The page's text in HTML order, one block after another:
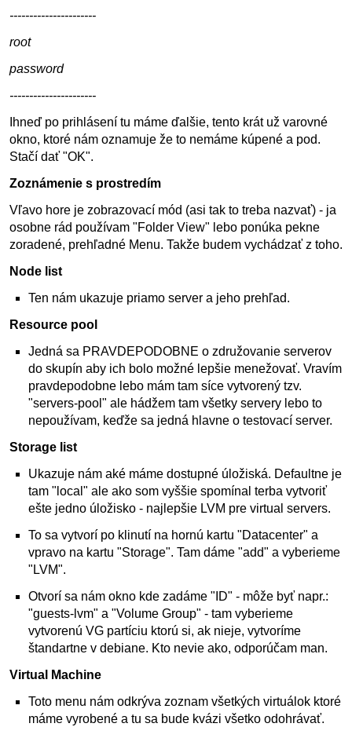
----------------------
root
password
----------------------
Ihneď po prihlásení tu máme ďalšie, tento krát už varovné
okno, ktoré nám oznamuje že to nemáme kúpené a pod.
Stačí dať "OK".
Zoznámenie s prostredím
Vľavo hore je zobrazovací mód (asi tak to treba nazvať) - ja
osobne rád používam "Folder View" lebo ponúka pekne
zoradené, prehľadné Menu. Takže budem vychádzať z toho.
Node list
Ten nám ukazuje priamo server a jeho prehľad.
Resource pool
Jedná sa PRAVDEPODOBNE o združovanie serverov
do skupín aby ich bolo možné lepšie menežovať. Vravím
pravdepodobne lebo mám tam síce vytvorený tzv.
"servers-pool" ale hádžem tam všetky servery lebo to
nepoužívam, keďže sa jedná hlavne o testovací server.
Storage list
Ukazuje nám aké máme dostupné úložiská. Defaultne je
tam "local" ale ako som vyššie spomínal terba vytvoriť
ešte jedno úložisko - najlepšie LVM pre virtual servers.
To sa vytvorí po klinutí na hornú kartu "Datacenter" a
vpravo na kartu "Storage". Tam dáme "add" a vyberieme
"LVM".
Otvorí sa nám okno kde zadáme "ID" - môže byť napr.:
"guests-lvm" a "Volume Group" - tam vyberieme
vytvorenú VG partíciu ktorú si, ak nieje, vytvoríme
štandartne v debiane. Kto nevie ako, odporúčam man.
Virtual Machine
Toto menu nám odkrýva zoznam všetkých virtuálok ktoré
máme vyrobené a tu sa bude kvázi všetko odohrávať.